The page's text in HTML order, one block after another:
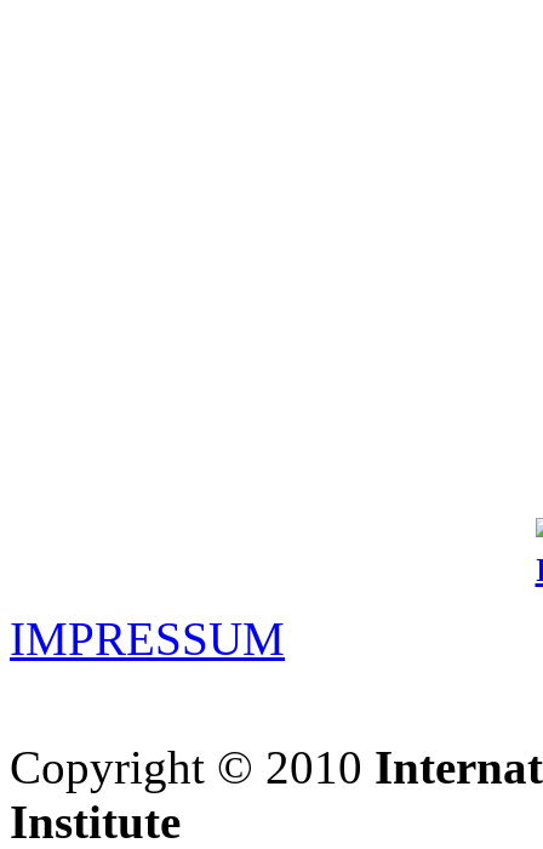
IMPRESSUM
Copyright © 2010
Institute